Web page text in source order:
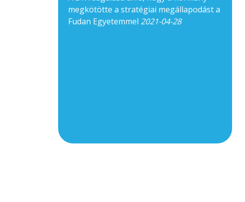
megkötötte a stratégiai megállapodást a
Fudan Egyetemmel 2021-04-28